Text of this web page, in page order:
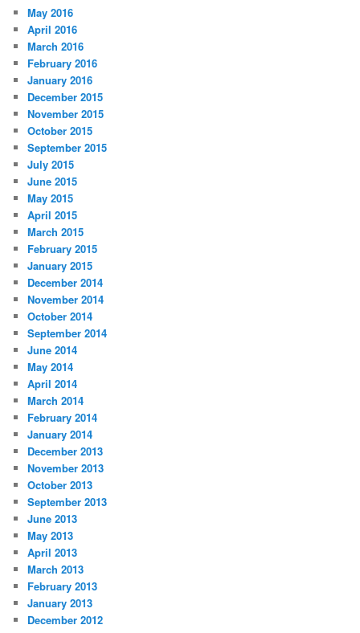
May 2016
April 2016
March 2016
February 2016
January 2016
December 2015
November 2015
October 2015
September 2015
July 2015
June 2015
May 2015
April 2015
March 2015
February 2015
January 2015
December 2014
November 2014
October 2014
September 2014
June 2014
May 2014
April 2014
March 2014
February 2014
January 2014
December 2013
November 2013
October 2013
September 2013
June 2013
May 2013
April 2013
March 2013
February 2013
January 2013
December 2012